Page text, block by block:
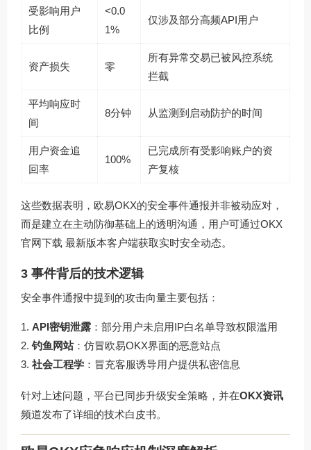
受影响用户
比例
<0.0
1%
仅涉及部分高频API用户
资产损失 零
所有异常交易已被风控系统
拦截
平均响应时
间
8分钟 从监测到启动防护的时间
用户资金追
回率
100%
已完成所有受影响账户的资
产复核
这些数据表明，欧易OKX的安全事件通报并非被动应对，
而是建立在主动防御基础上的透明沟通，用户可通过OKX
官网下载 最新版本客户端获取实时安全动态。
3 事件背后的技术逻辑
安全事件通报中提到的攻击向量主要包括：
API密钥泄露 ：部分用户未启用IP白名单导致权限滥用
钓鱼网站：仿冒欧易OKX界面的恶意站点
社会工程学 ：冒充客服诱导用户提供私密信息
针对上述问题，平台已同步升级安全策略，并在OKX资讯
频道发布了详细的技术白皮书。